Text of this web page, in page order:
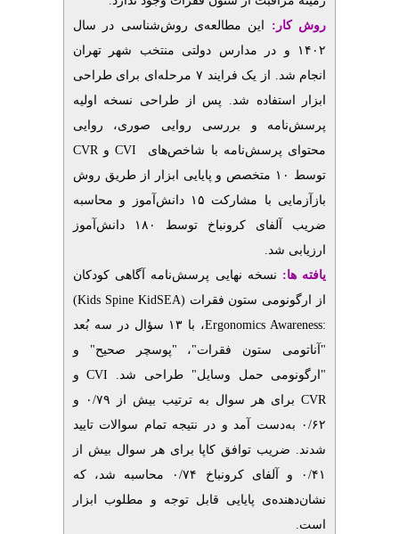
روش‌ کار: این مطالعه‌ی روش‌شناسی در سال
۱۴۰۲ و در مدارس دولتی منتخب شهر تهران
انجام شد.
از یک فرایند ۷ مرحله‌ای برای طراحی
ابزار استفاده شد. پس از طراحی نسخه اولیه
پرسش‌نامه و بررسی روایی صوری، روایی
محتوای پرسش‌نامه با شاخص‌های
CVI و CVR
توسط ۱۰ متخصص و پایایی ابزار از طریق روش
بازآزمایی با مشارکت ۱۵ دانش‌آموز و محاسبه
ضریب آلفای کرونباخ توسط ۱۸۰ دانش‌آموز
ارزیابی شد.
یافته ‌ها: نسخه نهایی پرسش‌نامه آگاهی کودکان
از ارگونومی ستون فقرات KidSEA)
(Kids Spine
Ergonomics Awareness:
، با ۱۳ سؤال در سه بُعد
"آناتومی ستون فقرات"، "پوسچر صحیح" و
"ارگونومی حمل وسایل" طراحی شد. CVI
و
CVR
برای هر سوال به ترتیب بیش از ۰/۷۹ و
۰/۶۲ به‌دست آمد و در نتیجه تمام سوالات تایید
شدند.
ضریب توافق کاپا برای هر سوال بیش از
۰/۴۱ و آلفای کرونباخ ۰/۷۴ محاسبه شد، که
نشان‌دهنده‌ی پایایی قابل توجه و مطلوب ابزار
است.